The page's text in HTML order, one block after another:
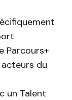
Parcours+
du
un Talent